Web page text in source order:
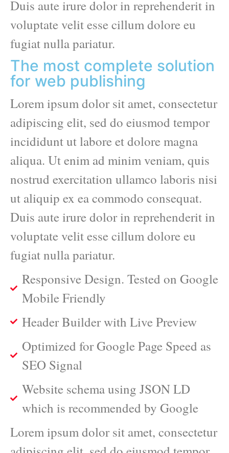
Duis aute irure dolor in reprehenderit in
voluptate velit esse cillum dolore eu
fugiat nulla pariatur.
The most complete solution
for web publishing
Lorem ipsum dolor sit amet, consectetur
adipiscing elit, sed do eiusmod tempor
incididunt ut labore et dolore magna
aliqua. Ut enim ad minim veniam, quis
nostrud exercitation ullamco laboris nisi
ut aliquip ex ea commodo consequat.
Duis aute irure dolor in reprehenderit in
voluptate velit esse cillum dolore eu
fugiat nulla pariatur.
Responsive Design. Tested on Google
Mobile Friendly
Header Builder with Live Preview
Optimized for Google Page Speed as
SEO Signal
Website schema using JSON LD
which is recommended by Google
Lorem ipsum dolor sit amet, consectetur